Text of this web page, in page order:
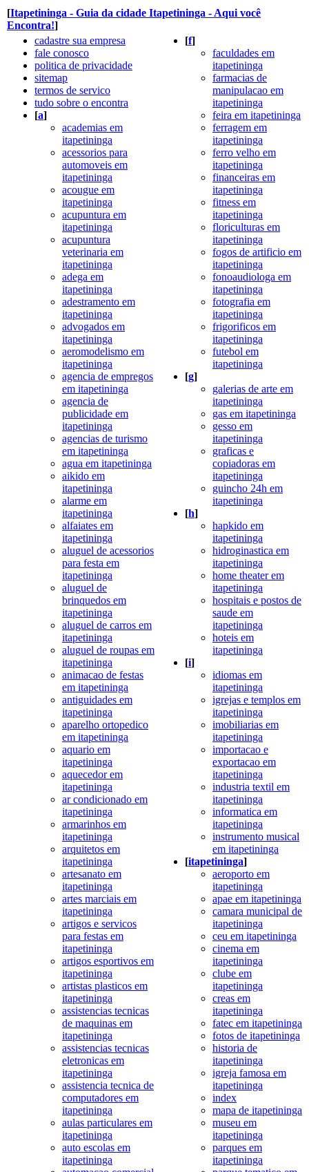
[Itapetininga - Guia da cidade Itapetininga - Aqui você
Encontra!]
cadastre sua empresa
fale conosco
politica de privacidade
sitemap
termos de servico
tudo sobre o encontra
[a]
academias em
itapetininga
acessorios para
automoveis em
itapetininga
acougue em
itapetininga
acupuntura em
itapetininga
acupuntura
veterinaria em
itapetininga
adega em
itapetininga
adestramento em
itapetininga
advogados em
itapetininga
aeromodelismo em
itapetininga
agencia de empregos
em itapetininga
agencia de
publicidade em
itapetininga
agencias de turismo
em itapetininga
agua em itapetininga
aikido em
itapetininga
alarme em
itapetininga
alfaiates em
itapetininga
aluguel de acessorios
para festa em
itapetininga
aluguel de
brinquedos em
itapetininga
aluguel de carros em
itapetininga
aluguel de roupas em
itapetininga
animacao de festas
em itapetininga
antiguidades em
itapetininga
aparelho ortopedico
em itapetininga
aquario em
itapetininga
aquecedor em
itapetininga
ar condicionado em
itapetininga
armarinhos em
itapetininga
arquitetos em
itapetininga
artesanato em
itapetininga
artes marciais em
itapetininga
artigos e servicos
para festas em
itapetininga
artigos esportivos em
itapetininga
artistas plasticos em
itapetininga
assistencias tecnicas
de maquinas em
itapetininga
assistencias tecnicas
eletronicas em
itapetininga
assistencia tecnica de
computadores em
itapetininga
aulas particulares em
itapetininga
auto escolas em
itapetininga
[f]
faculdades em
itapetininga
farmacias de
manipulacao em
itapetininga
feira em itapetininga
ferragem em
itapetininga
ferro velho em
itapetininga
financeiras em
itapetininga
fitness em
itapetininga
floriculturas em
itapetininga
fogos de artificio em
itapetininga
fonoaudiologa em
itapetininga
fotografia em
itapetininga
frigorificos em
itapetininga
futebol em
itapetininga
[g]
galerias de arte em
itapetininga
gas em itapetininga
gesso em
itapetininga
graficas e
copiadoras em
itapetininga
guincho 24h em
itapetininga
[h]
hapkido em
itapetininga
hidroginastica em
itapetininga
home theater em
itapetininga
hospitais e postos de
saude em
itapetininga
hoteis em
itapetininga
[i]
idiomas em
itapetininga
igrejas e templos em
itapetininga
imobiliarias em
itapetininga
importacao e
exportacao em
itapetininga
industria textil em
itapetininga
informatica em
itapetininga
instrumento musical
em itapetininga
[itapetininga]
aeroporto em
itapetininga
apae em itapetininga
camara municipal de
itapetininga
ceu em itapetininga
cinema em
itapetininga
clube em
itapetininga
creas em
itapetininga
fatec em itapetininga
fotos de itapetininga
historia de
itapetininga
igreja famosa em
itapetininga
index
mapa de itapetininga
museu em
itapetininga
parques em
itapetininga